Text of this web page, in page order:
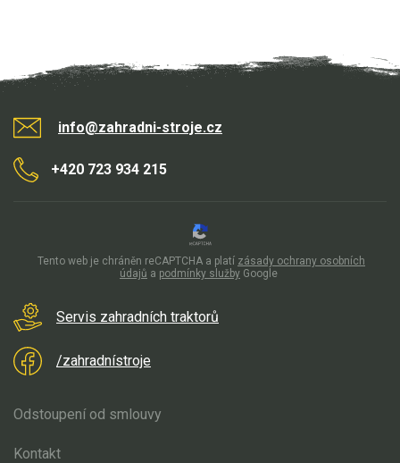
info@zahradni-stroje.cz
+420 723 934 215
Servis zahradních traktorů
/zahradnístroje
Odstoupení od smlouvy
Kontakt
Tento web je chráněn reCAPTCHA a platí zásady ochrany osobních
údajů a podmínky služby Google